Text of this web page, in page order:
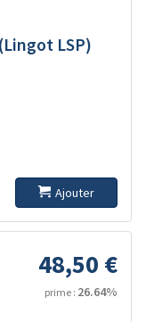
LSP)
Ajouter
48,50 €
prime : 26.64%